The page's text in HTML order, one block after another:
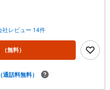
アクセス 座って通勤が叶う！
スを自在に配置！《周辺環境》
倉庫店車で6分《ご予約・ご案
や、ご出勤前などの早朝・夜間
のご要望に合わせて、ご対応させ
ご案内の目安》住宅ローン相談の
件～3件ご見学の場合 現地お待
社レビュー 14件
（無料）
（通話料無料）